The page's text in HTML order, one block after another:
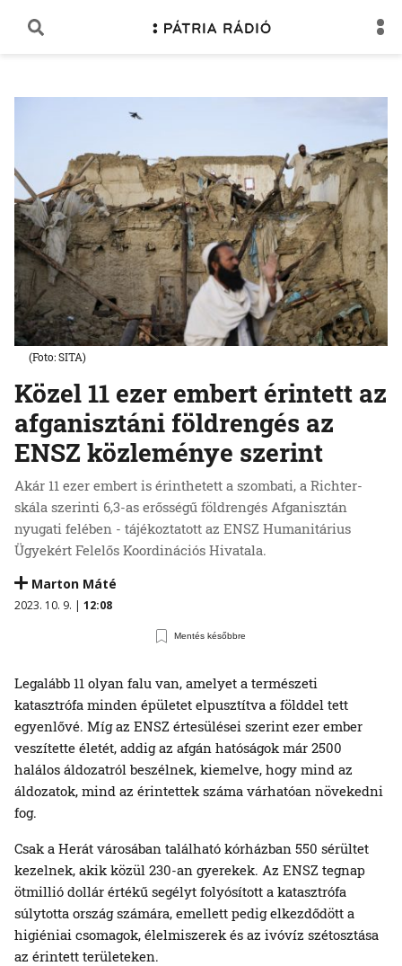
Közel 11 ezer embert érintett az
afganisztáni földrengés az
ENSZ közleménye szerint
Akár 11 ezer embert is érinthetett a szombati, a Richter-
skála szerinti 6,3-as erősségű földrengés Afganisztán
nyugati felében - tájékoztatott az ENSZ Humanitárius
Ügyekért Felelős Koordinációs Hivatala.
Marton Máté
2023. 10. 9. | 12:08
Mentés későbbre
(Foto: SITA)
Legalább 11 olyan falu van, amelyet a természeti
katasztrófa minden épületet elpusztítva a földdel tett
egyenlővé. Míg az ENSZ értesülései szerint ezer ember
veszítette életét, addig az afgán hatóságok már 2500
halálos áldozatról beszélnek, kiemelve, hogy mind az
áldozatok, mind az érintettek száma várhatóan növekedni
fog.
Csak a Herát városában található kórházban 550 sérültet
kezelnek, akik közül 230-an gyerekek. Az ENSZ tegnap
ötmillió dollár értékű segélyt folyósított a katasztrófa
súlytotta ország számára, emellett pedig elkezdődött a
higiéniai csomagok, élelmiszerek és az ivóvíz szétosztása
az érintett területeken.